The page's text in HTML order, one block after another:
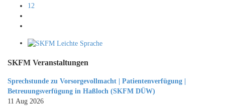
12
SKFM Veranstaltungen
Sprechstunde zu Vorsorgevollmacht | Patientenverfügung |
Betreuungsverfügung in Haßloch (SKFM DÜW)
11 Aug 2026